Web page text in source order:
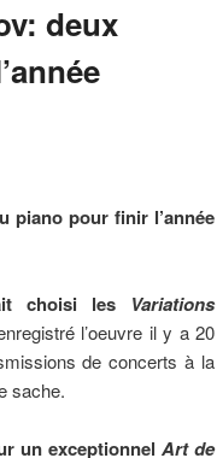
deux
piano pour finir l’année
choisi les Variations
l’oeuvre il y a 20
de concerts à la
sache.
un exceptionnelArt de